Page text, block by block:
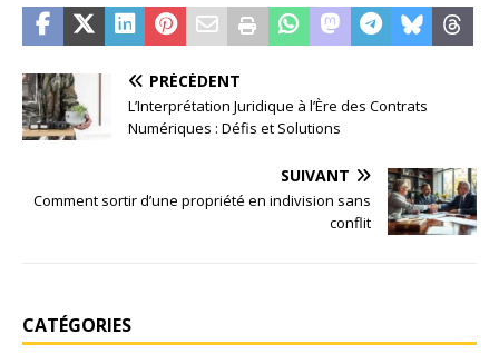
PRÉCÉDENT
L’Interprétation Juridique à l’Ère des Contrats
Numériques : Défis et Solutions
SUIVANT
Comment sortir d’une propriété en indivision sans
conflit
CATÉGORIES